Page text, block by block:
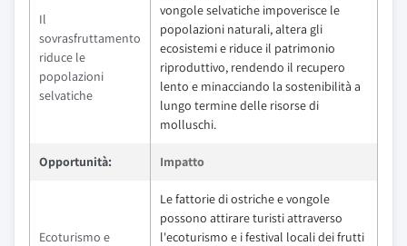
Il
sovrasfruttamento
riduce le
popolazioni
selvatiche
vongole selvatiche impoverisce le
popolazioni naturali, altera gli
ecosistemi e riduce il patrimonio
riproduttivo, rendendo il recupero
lento e minacciando la sostenibilità a
lungo termine delle risorse di
molluschi.
Opportunità: Impatto
Ecoturismo e
Le fattorie di ostriche e vongole
possono attirare turisti attraverso
l'ecoturismo e i festival locali dei frutti